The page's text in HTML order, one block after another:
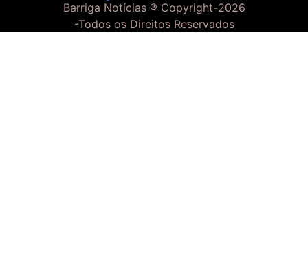
Barriga Notícias ® Copyright-2026
-Todos os Direitos Reservados